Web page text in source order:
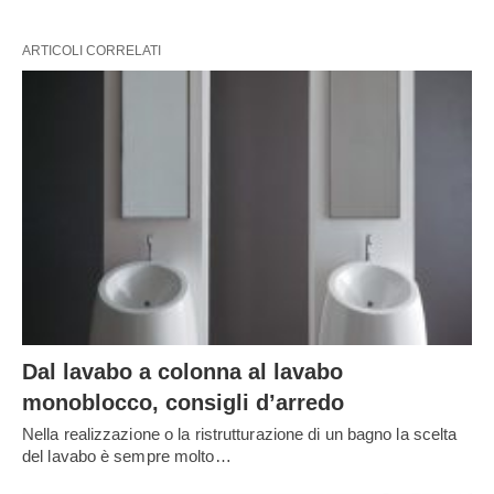
ARTICOLI CORRELATI
Dal lavabo a colonna al lavabo
monoblocco, consigli d’arredo
Nella realizzazione o la ristrutturazione di un bagno la scelta
del lavabo è sempre molto…